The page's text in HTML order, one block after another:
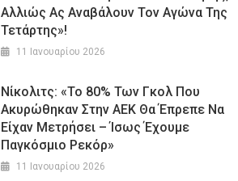
Αλλιώς Ας Αναβάλουν Τον Αγώνα Της
Τετάρτης»!
11 Ιανουαρίου 2026
Νίκολιτς: «Το 80% Των Γκολ Που
Ακυρώθηκαν Στην ΑΕΚ Θα Έπρεπε Να
Είχαν Μετρήσει – Ίσως Έχουμε
Παγκόσμιο Ρεκόρ»
11 Ιανουαρίου 2026